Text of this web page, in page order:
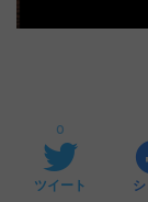
ツイート
0